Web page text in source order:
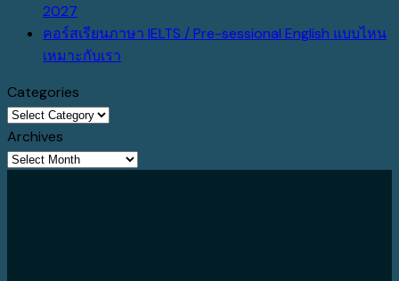
ทาง
เข้า
กับ
ที่
เรียน
UK
Level
ทุน
มัธยม
ฟรี
เทอม
2027
Comments
on
ต่าง
ประเทศ
ประเทศ
คอร์สเรียนภาษา IELTS / Pre-sessional English แบบไหน
เหมาะกับเรา
ภาษา
Categories
Categories
Archives
Archives